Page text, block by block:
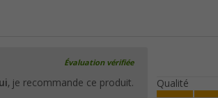
Évaluation vérifiée
, je recommande ce produit. Qualité